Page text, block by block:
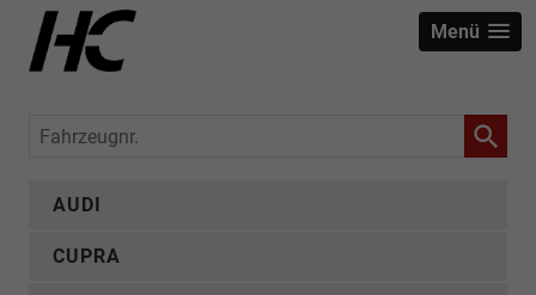
Menü
Fahrzeugnr.
AUDI
CUPRA